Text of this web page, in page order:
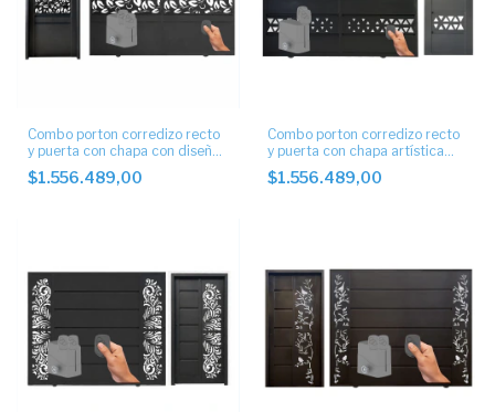
Combo porton corredizo recto
y puerta con chapa con diseño
automático
$1.556.489,00
Combo porton corredizo recto
y puerta con chapa artística
automático
$1.556.489,00